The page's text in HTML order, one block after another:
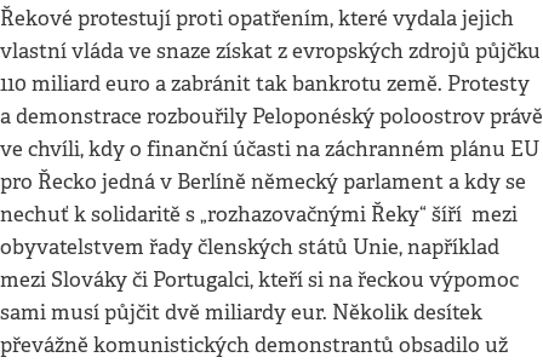
Řekové protestují proti opatřením, které vydala jejich
vlastní vláda ve snaze získat z evropských zdrojů půjčku
110 miliard euro a zabránit tak bankrotu země. Protesty
a demonstrace rozbouřily Peloponéský poloostrov právě
ve chvíli, kdy o finanční účasti na záchranném plánu EU
pro Řecko jedná v Berlíně německý parlament a kdy se
nechuť k solidaritě s „rozhazovačnými Řeky“ šíří mezi
obyvatelstvem řady členských států Unie, například
mezi Slováky či Portugalci, kteří si na řeckou výpomoc
sami musí půjčit dvě miliardy eur. Několik desítek
převážně komunistických demonstrantů obsadilo už